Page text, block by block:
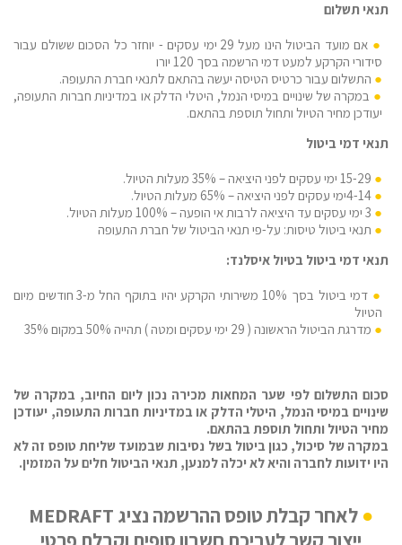
תנאי תשלום
אם מועד הביטול הינו מעל 29 ימי עסקים - יוחזר כל הסכום ששולם עבור
סידורי הקרקע למעט דמי הרשמה בסך 120 יורו
התשלום עבור כרטיס הטיסה יעשה בהתאם לתנאי חברת התעופה.
במקרה של שינויים במיסי הנמל, היטלי הדלק או במדיניות חברות התעופה,
יעודכן מחיר הטיול ותחול תוספת בהתאם.
תנאי דמי ביטול
15-29 ימי עסקים לפני היציאה – 35% מעלות הטיול.
4-14ימי עסקים לפני היציאה – 65% מעלות הטיול.
3 ימי עסקים עד היציאה לרבות אי הופעה – 100% מעלות הטיול.
תנאי ביטול טיסות: על-פי תנאי הביטול של חברת התעופה
תנאי דמי ביטול בטיול איסלנד:
דמי ביטול בסך 10% משירותי הקרקע יהיו בתוקף החל מ-3 חודשים מיום
הטיול
מדרגת הביטול הראשונה ( 29 ימי עסקים ומטה ) תהייה 50% במקום 35%
סכום התשלום לפי שער המחאות מכירה נכון ליום החיוב, במקרה של
שינויים במיסי הנמל, היטלי הדלק או במדיניות חברות התעופה, יעודכן
מחיר הטיול ותחול תוספת בהתאם.
במקרה של סיכול, כגון ביטול בשל נסיבות שבמועד שליחת טופס זה לא
היו ידועות לחברה והיא לא יכלה למנען, תנאי הביטול חלים על המזמין.
לאחר קבלת טופס ההרשמה נציג MEDRAFT